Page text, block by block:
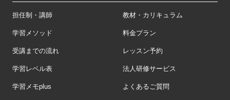
担任制・講師 教材・カリキュラム
学習メソッド 料金プラン
受講までの流れ レッスン予約
学習レベル表 法人研修サービス
学習メモplus よくあるご質問